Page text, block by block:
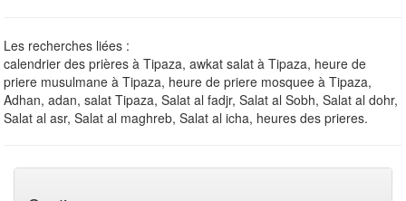
Les recherches liées :
calendrier des prières à Tipaza, awkat salat à Tipaza, heure de
priere musulmane à Tipaza, heure de priere mosquee à Tipaza,
Adhan, adan, salat Tipaza, Salat al fadjr, Salat al Sobh, Salat al dohr,
Salat al asr, Salat al maghreb, Salat al icha, heures des prieres.